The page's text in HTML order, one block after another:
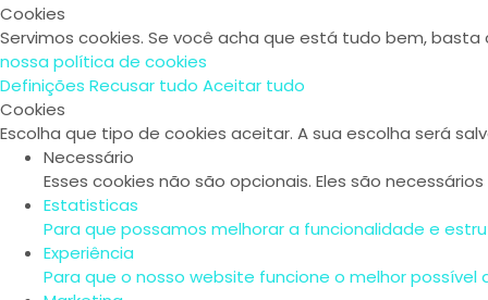
Cookies
Servimos cookies. Se você acha que está tudo bem,
nossa política de cookies
Definições Recusar tudo Aceitar tudo
Cookies
Escolha que tipo de cookies aceitar. A sua escolha será
Necessário
Esses cookies não são opcionais. Eles são
Estatisticas
Para que possamos melhorar a funcionalidade e
Experiência
Para que o nosso website funcione o melhor